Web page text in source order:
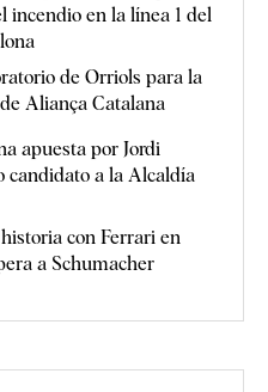
incendio en la línea 1 del
de Orriols para la
Aliança Catalana
apuesta por Jordi
candidato a la Alcaldía
con Ferrari en
a Schumacher